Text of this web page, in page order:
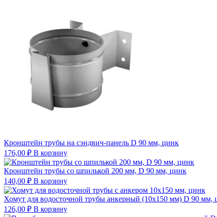
Кронштейн трубы на сэндвич-панель D 90 мм, цинк
176,00 ₽ В корзину
Кронштейн трубы со шпилькой 200 мм, D 90 мм, цинк
140,00 ₽ В корзину
Хомут для водосточной трубы анкерный (10х150 мм) D 90 мм,
126,00 ₽ В корзину